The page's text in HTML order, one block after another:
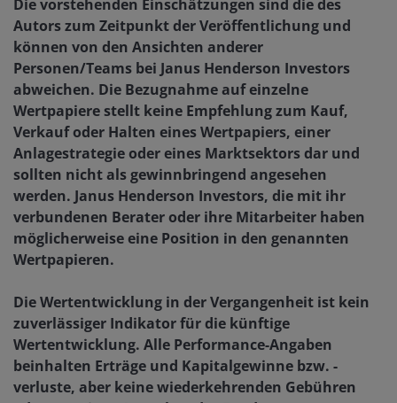
Die vorstehenden Einschätzungen sind die des
Autors zum Zeitpunkt der Veröffentlichung und
können von den Ansichten anderer
Personen/Teams bei Janus Henderson Investors
abweichen. Die Bezugnahme auf einzelne
Wertpapiere stellt keine Empfehlung zum Kauf,
Verkauf oder Halten eines Wertpapiers, einer
Anlagestrategie oder eines Marktsektors dar und
sollten nicht als gewinnbringend angesehen
werden. Janus Henderson Investors, die mit ihr
verbundenen Berater oder ihre Mitarbeiter haben
möglicherweise eine Position in den genannten
Wertpapieren.
Die Wertentwicklung in der Vergangenheit ist kein
zuverlässiger Indikator für die künftige
Wertentwicklung. Alle Performance-Angaben
beinhalten Erträge und Kapitalgewinne bzw. -
verluste, aber keine wiederkehrenden Gebühren